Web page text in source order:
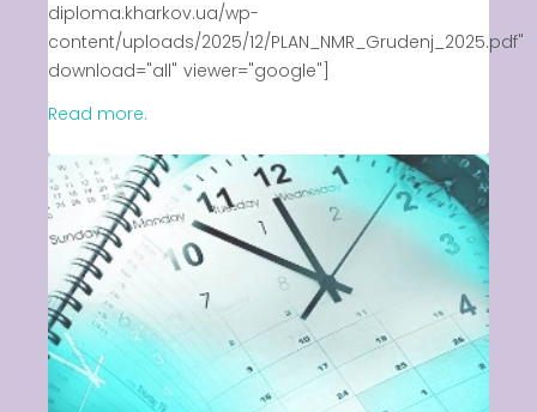
diploma.kharkov.ua/wp-
content/uploads/2025/12/PLAN_NMR_Grudenj_2025.pdf"
download="all" viewer="google"]
Read more.